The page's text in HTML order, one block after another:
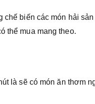
chế biến các món hải
thể mua mang theo.
là sẽ có món ăn thơm